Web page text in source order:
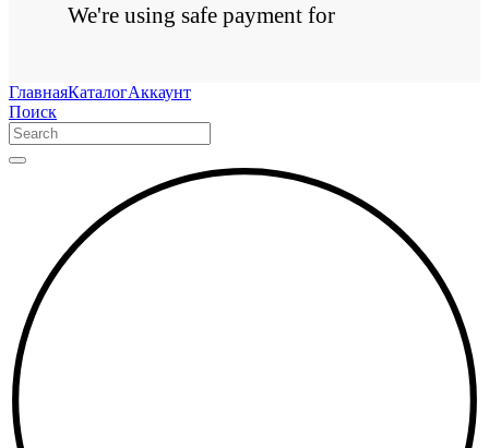
We're using safe payment for
ГлавнаяКаталогАккаунт
Поиск